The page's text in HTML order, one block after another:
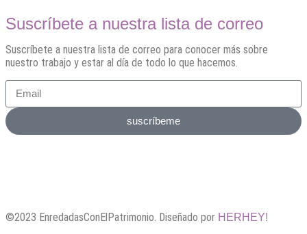
Suscríbete a nuestra lista de correo
Suscríbete a nuestra lista de correo para conocer más sobre
nuestro trabajo y estar al día de todo lo que hacemos.
suscríbeme
©2023 EnredadasConElPatrimonio. Diseñado por HERHEY!